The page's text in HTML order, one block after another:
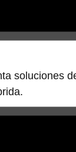
soluciones